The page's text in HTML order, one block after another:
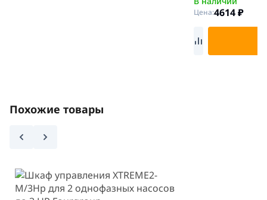
Цена:4614₽
Похожие товары